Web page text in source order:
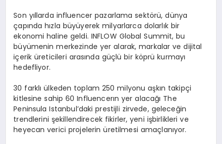
Son yıllarda influencer pazarlama sektörü, dünya
çapında hızla büyüyerek milyarlarca dolarlık bir
ekonomi haline geldi. INFLOW Global Summit, bu
büyümenin merkezinde yer alarak, markalar ve dijital
içerik üreticileri arasında güçlü bir köprü kurmayı
hedefliyor.
30 farklı ülkeden toplam 250 milyonu aşkın takipçi
kitlesine sahip 60 Influencerın yer alacağı The
Peninsula Istanbul’daki prestijli zirvede, geleceğin
trendlerini şekillendirecek fikirler, yeni işbirlikleri ve
heyecan verici projelerin üretilmesi amaçlanıyor.